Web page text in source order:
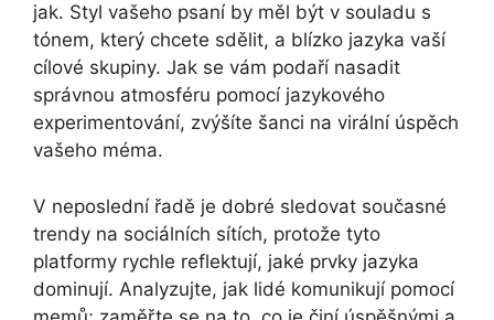
jak. Styl vašeho psaní by měl být v souladu s
tónem, který chcete sdělit, a blízko jazyka vaší
cílové skupiny. Jak se vám podaří nasadit
správnou atmosféru pomocí jazykového
experimentování, zvýšíte šanci na virální úspěch
vašeho méma.
V neposlední řadě je dobré sledovat současné
trendy na sociálních sítích, protože tyto
platformy rychle reflektují, jaké prvky jazyka
dominují. Analyzujte, jak lidé komunikují pomocí